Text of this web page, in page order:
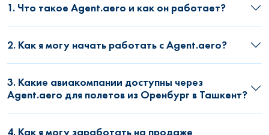
1. Что такое Agent.aero и как он работает?
2. Как я могу начать работать с Agent.aero?
3. Какие авиакомпании доступны через
Agent.aero для полетов из Оренбург в Ташкент?
4. Как я могу заработать на продаже